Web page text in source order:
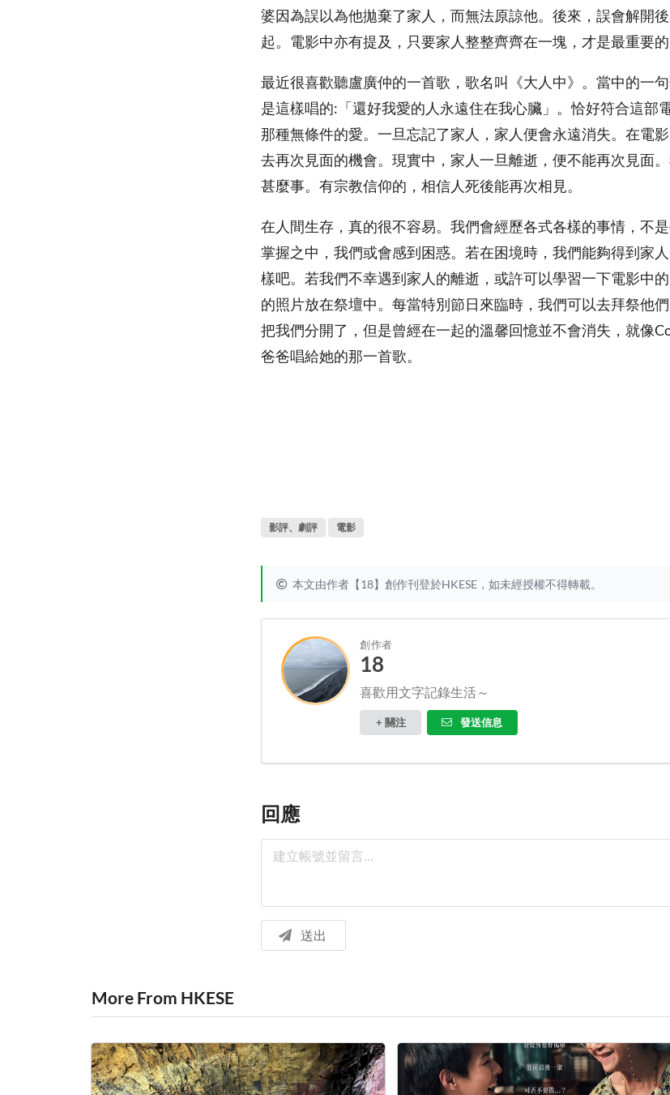
婆因為誤以為他拋棄了家人，而無法原諒他。後來，誤會解開
起。電影中亦有提及，只要家人整整齊齊在一塊，才是最重要的
最近很喜歡聽盧廣仲的一首歌，歌名叫《大人中》。當中的一
是這樣唱的:「還好我愛的人永遠住在我心臟」。恰好符合這部
那種無條件的愛。一旦忘記了家人，家人便會永遠消失。在電
去再次見面的機會。現實中，家人一旦離逝，便不能再次見面
甚麼事。有宗教信仰的，相信人死後能再次相見。
在人間生存，真的很不容易。我們會經歷各式各樣的事情，不
掌握之中，我們或會感到困惑。若在困境時，我們能夠得到家
樣吧。若我們不幸遇到家人的離逝，或許可以學習一下電影中
的照片放在祭壇中。每當特別節日來臨時，我們可以去拜祭他
把我們分開了，但是曾經在一起的溫馨回憶並不會消失，就像
爸爸唱給她的那一首歌。
影評、劇評 電影
本文由作者【18】創作刊登於HKESE，如未經授權不得轉載。
創作者
18
喜歡用文字記錄生活～
+ 關注 發送信息
回應
送出
More From HKESE